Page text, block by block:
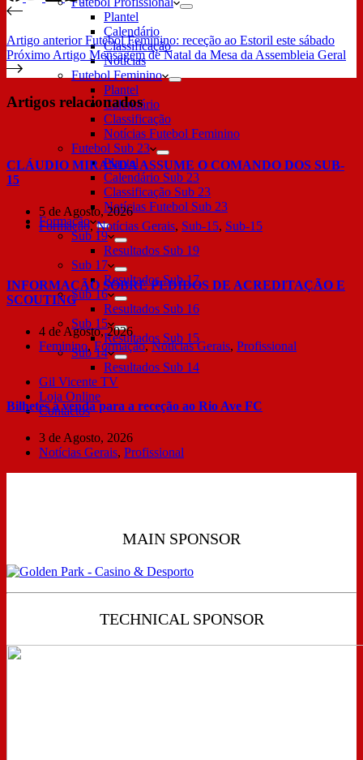
Plantel
Calendário
Classificação
Notícias
Futebol Feminino
Plantel
Calendário
Classificação
Notícias Futebol Feminino
Futebol Sub 23
Plantel
Calendário Sub 23
Classificação Sub 23
Notícias Futebol Sub 23
Formação
Sub 19
Resultados Sub 19
Sub 17
Resultados Sub 17
Sub 16
Resultados Sub 16
Sub 15
Resultados Sub 15
Sub 14
Resultados Sub 14
Gil Vicente TV
Loja Online
Contactos
Artigo anteriorFutebol Feminino: receção ao Estoril este sábado
Próximo Artigo Mensagem de Natal da Mesa da Assembleia Geral
Artigos relacionados
CLÁUDIO MIRANDA ASSUME O COMANDO DOS SUB-
15
5 de Agosto, 2026
Formação,Notícias Gerais, Sub-15, Sub-15
INFORMAÇÃO SOBRE PEDIDOS DE ACREDITAÇÃO E
SCOUTING
4 de Agosto, 2026
Feminino, Formação,Notícias Gerais, Profissional
Bilhetes à venda para a receção ao Rio Ave FC
3 de Agosto, 2026
Notícias Gerais, Profissional
MAIN SPONSOR
TECHNICAL SPONSOR